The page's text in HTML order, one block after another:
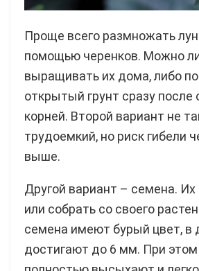
Проще всего размножать
помощью черенков. Можно
выращивать их дома, либо
открытый грунт сразу после
корней. Второй вариант не
трудоемкий, но риск гибели
выше.
Другой вариант – семена.
или собрать со своего
семена имеют бурый цвет, в
достигают до 6 мм. При этом